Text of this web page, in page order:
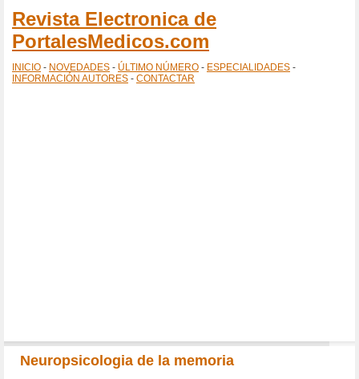
Revista Electronica de
PortalesMedicos.com
INICIO - NOVEDADES - ÚLTIMO NÚMERO - ESPECIALIDADES -
INFORMACIÓN AUTORES - CONTACTAR
Neuropsicologia de la memoria